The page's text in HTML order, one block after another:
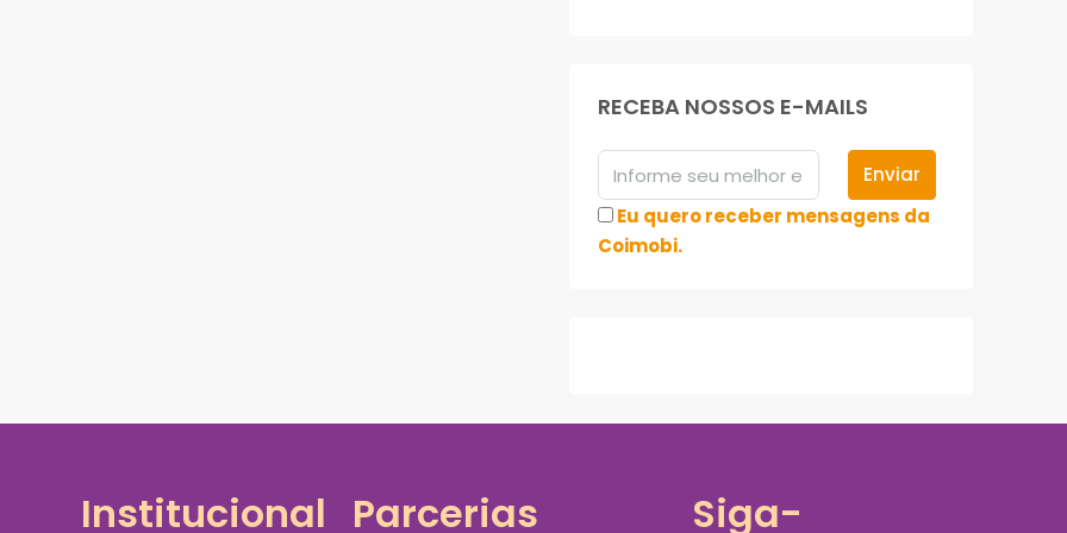
RECEBA NOSSOS E-MAILS
Enviar
Eu quero receber mensagens da
Coimobi.
Institucional Parcerias Siga-